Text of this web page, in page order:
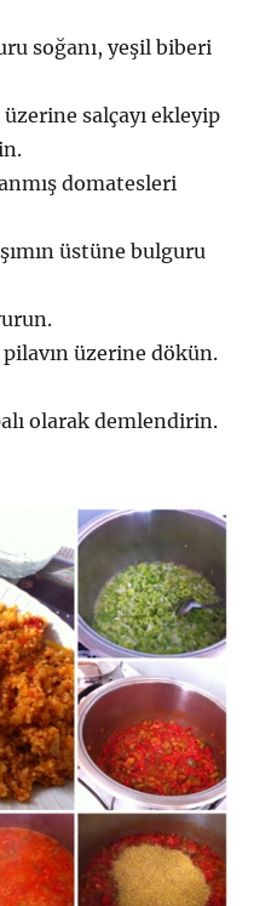
soğanı, yeşil biberi
salçayı ekleyip
domatesleri
üstüne bulguru
üzerine dökün.
olarak demlendirin.